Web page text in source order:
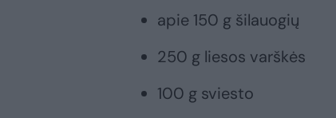
apie 150 g šilauogių
250 g liesos varškės
100 g sviesto